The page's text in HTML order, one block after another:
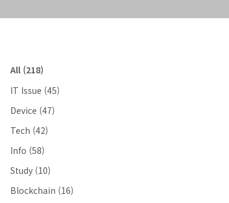
All (218)
IT Issue (45)
Device (47)
Tech (42)
Info (58)
Study (10)
Blockchain (16)